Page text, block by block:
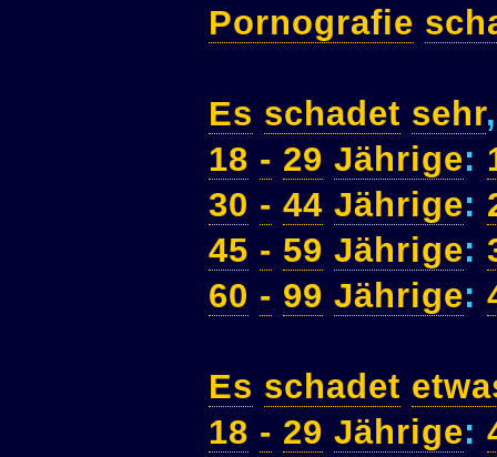
Pornografie
Es schadet sehr
18 - 29 Jährige:
30 - 44 Jährige:
45 - 59 Jährige:
60 - 99 Jährige:
Es schadet
18 - 29 Jährige: